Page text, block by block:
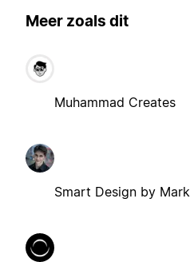
Meer zoals dit
Muhammad Creates
Smart Design by Mark